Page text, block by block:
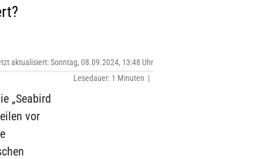
aktualisiert: Sonntag, 08.09.2024, 13:48 Uhr
Lesedauer: 1 Minuten |
„Seabird
vor